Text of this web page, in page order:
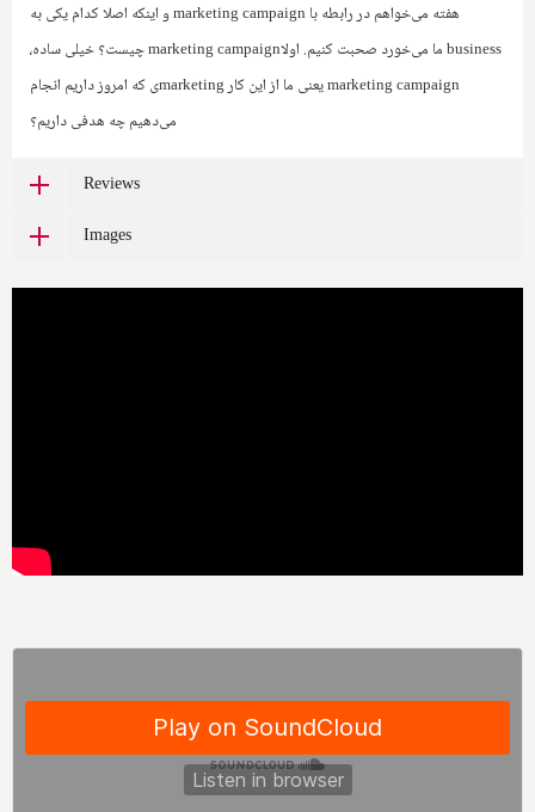
هفته می‌خواهم در رابطه با marketing campaignو اینکه اصلا کدام یکی به
businessما می‌خورد صحبت کنیم. اولا‌marketing campaignچیست؟ خیلی ساده‌،
marketing campaignیعنی ما از این کارmarketingی که امروز داریم انجام
می‌دهیم چه هدفی داریم؟
Reviews
Images